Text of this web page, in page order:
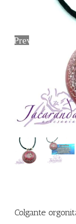
Previous
Colgante